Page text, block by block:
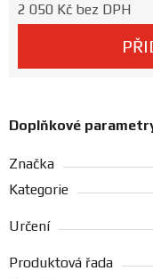
2 050 Kč bez DPH
Doplňkové
Značka
Kategorie
Určení
Produktová řada